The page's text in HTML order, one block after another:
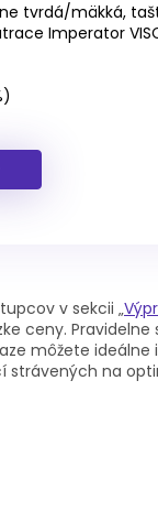
tvrdá/mäkká,
Imperator
l
á
d
a
v sekcii „
ceny.
môžete
strávených na